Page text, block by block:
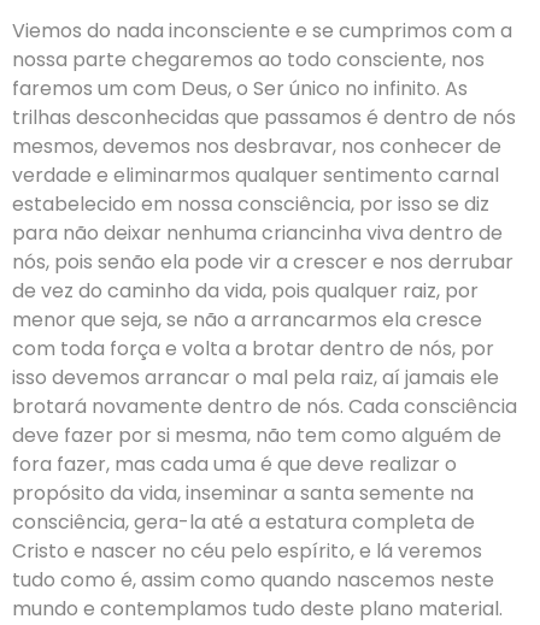
Viemos do nada inconsciente e se cumprimos com a
nossa parte chegaremos ao todo consciente, nos
faremos um com Deus, o Ser único no infinito. As
trilhas desconhecidas que passamos é dentro de nós
mesmos, devemos nos desbravar, nos conhecer de
verdade e eliminarmos qualquer sentimento carnal
estabelecido em nossa consciência, por isso se diz
para não deixar nenhuma criancinha viva dentro de
nós, pois senão ela pode vir a crescer e nos derrubar
de vez do caminho da vida, pois qualquer raiz, por
menor que seja, se não a arrancarmos ela cresce
com toda força e volta a brotar dentro de nós, por
isso devemos arrancar o mal pela raiz, aí jamais ele
brotará novamente dentro de nós. Cada consciência
deve fazer por si mesma, não tem como alguém de
fora fazer, mas cada uma é que deve realizar o
propósito da vida, inseminar a santa semente na
consciência, gera-la até a estatura completa de
Cristo e nascer no céu pelo espírito, e lá veremos
tudo como é, assim como quando nascemos neste
mundo e contemplamos tudo deste plano material.